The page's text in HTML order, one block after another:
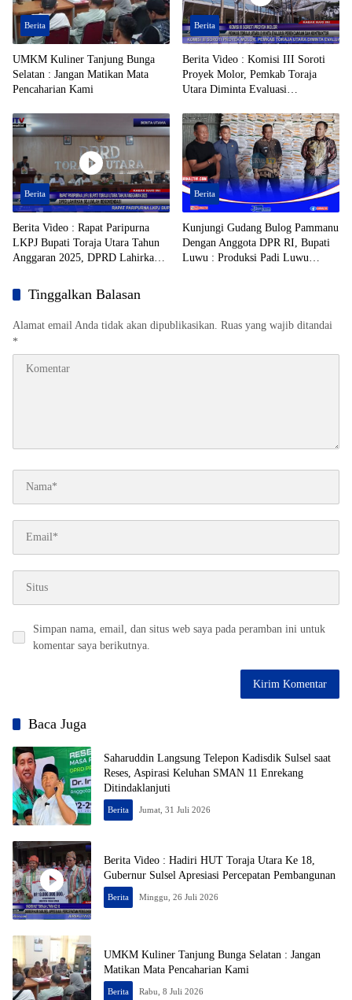
Berita
UMKM Kuliner Tanjung Bunga
Selatan : Jangan Matikan Mata
Pencaharian Kami
Berita
Berita Video : Komisi III Soroti
Proyek Molor, Pemkab Toraja
Utara Diminta Evaluasi
Berita
Berita Video : Rapat Paripurna
LKPJ Bupati Toraja Utara Tahun
Anggaran 2025, DPRD Lahirkan
Berita
Kunjungi Gudang Bulog Pammanu
Dengan Anggota DPR RI, Bupati
Luwu : Produksi Padi Luwu
Tinggalkan Balasan
Alamat email Anda tidak akan dipublikasikan. Ruas yang wajib ditandai
*
Simpan nama, email, dan situs web saya pada peramban ini untuk
komentar saya berikutnya.
Baca Juga
Saharuddin Langsung Telepon Kadisdik Sulsel saat
Reses, Aspirasi Keluhan SMAN 11 Enrekang
Ditindaklanjuti
Berita Jumat, 31 Juli 2026
Berita Video : Hadiri HUT Toraja Utara Ke 18,
Gubernur Sulsel Apresiasi Percepatan Pembangunan
Berita Minggu, 26 Juli 2026
UMKM Kuliner Tanjung Bunga Selatan : Jangan
Matikan Mata Pencaharian Kami
Berita Rabu, 8 Juli 2026